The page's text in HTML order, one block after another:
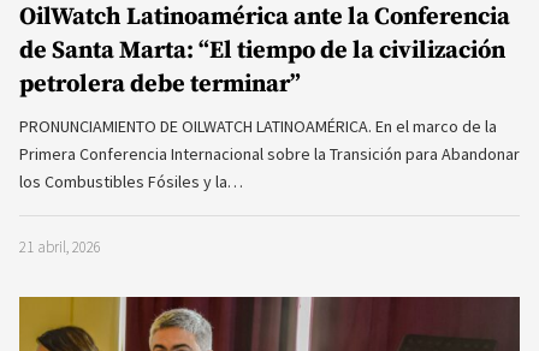
OilWatch Latinoamérica ante la Conferencia
de Santa Marta: “El tiempo de la civilización
petrolera debe terminar”
PRONUNCIAMIENTO DE OILWATCH LATINOAMÉRICA. En el marco de la
Primera Conferencia Internacional sobre la Transición para Abandonar
los Combustibles Fósiles y la…
21 abril, 2026